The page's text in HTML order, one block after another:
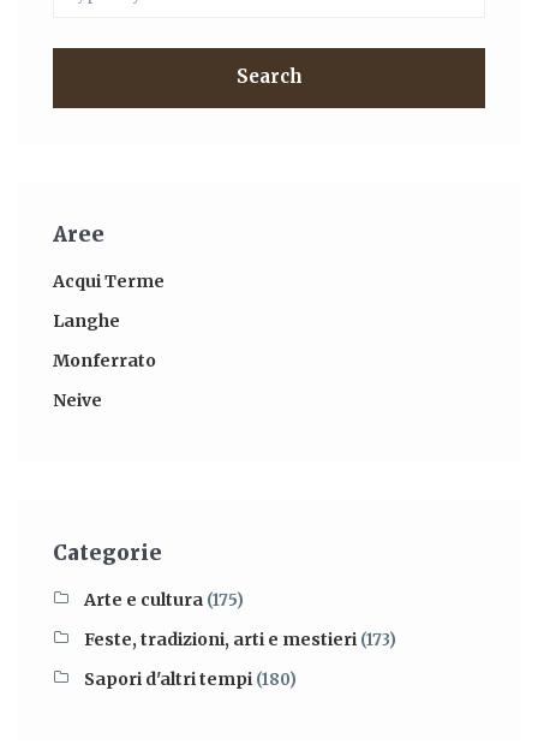
Search
Aree
Acqui Terme
Langhe
Monferrato
Neive
Categorie
Arte e cultura (175)
Feste, tradizioni, arti e mestieri (173)
Sapori d'altri tempi (180)